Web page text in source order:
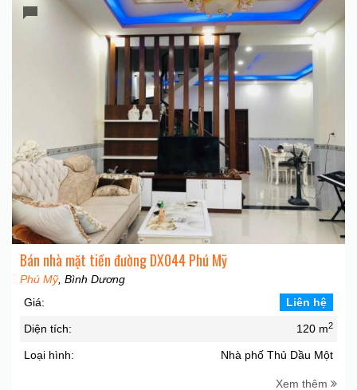
Bán nhà mặt tiền đường DX044 Phú Mỹ
Phú Mỹ, Bình Dương
Giá:
Liên hệ
Diện tích: 120 m2
Loại hình: Nhà phố Thủ Dầu Một
Xem thêm